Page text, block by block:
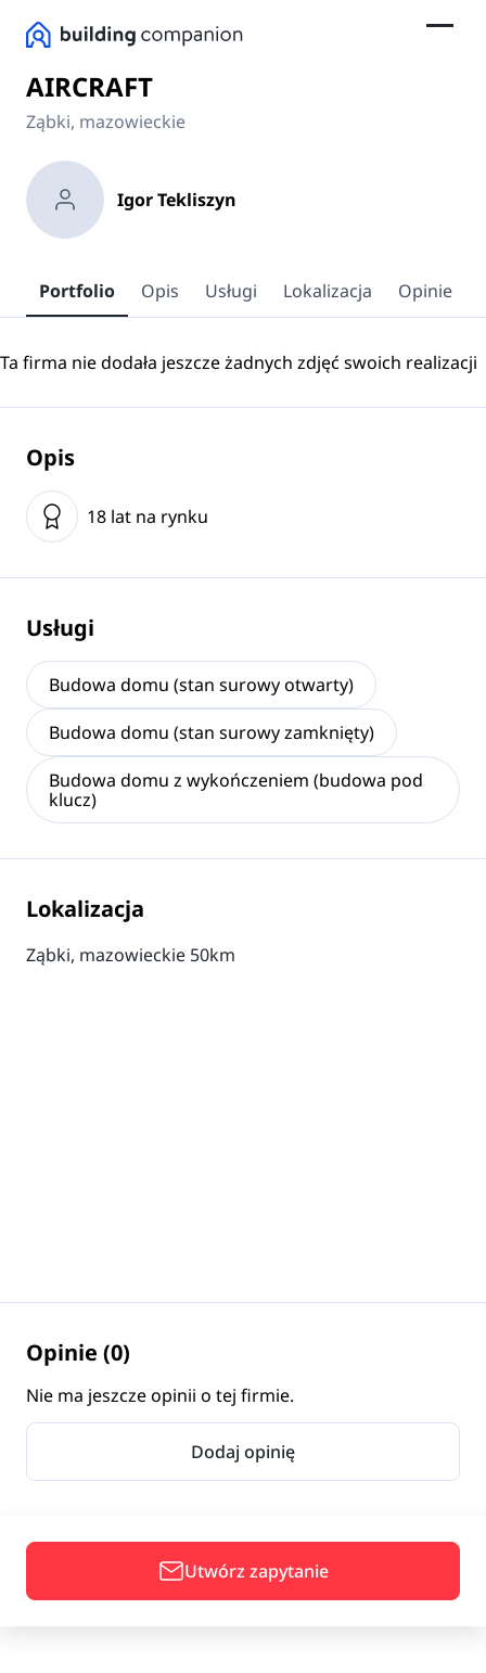
AIRCRAFT
Ząbki, mazowieckie
Igor Tekliszyn
Portfolio Opis Usługi Lokalizacja Opinie
Ta firma nie dodała jeszcze żadnych zdjęć swoich realizacji
Opis
18 lat na rynku
Usługi
Budowa domu (stan surowy otwarty)
Budowa domu (stan surowy zamknięty)
Budowa domu z wykończeniem (budowa pod
klucz)
Lokalizacja
Ząbki, mazowieckie 50km
Opinie (0)
Nie ma jeszcze opinii o tej firmie.
Dodaj opinię
Utwórz zapytanie